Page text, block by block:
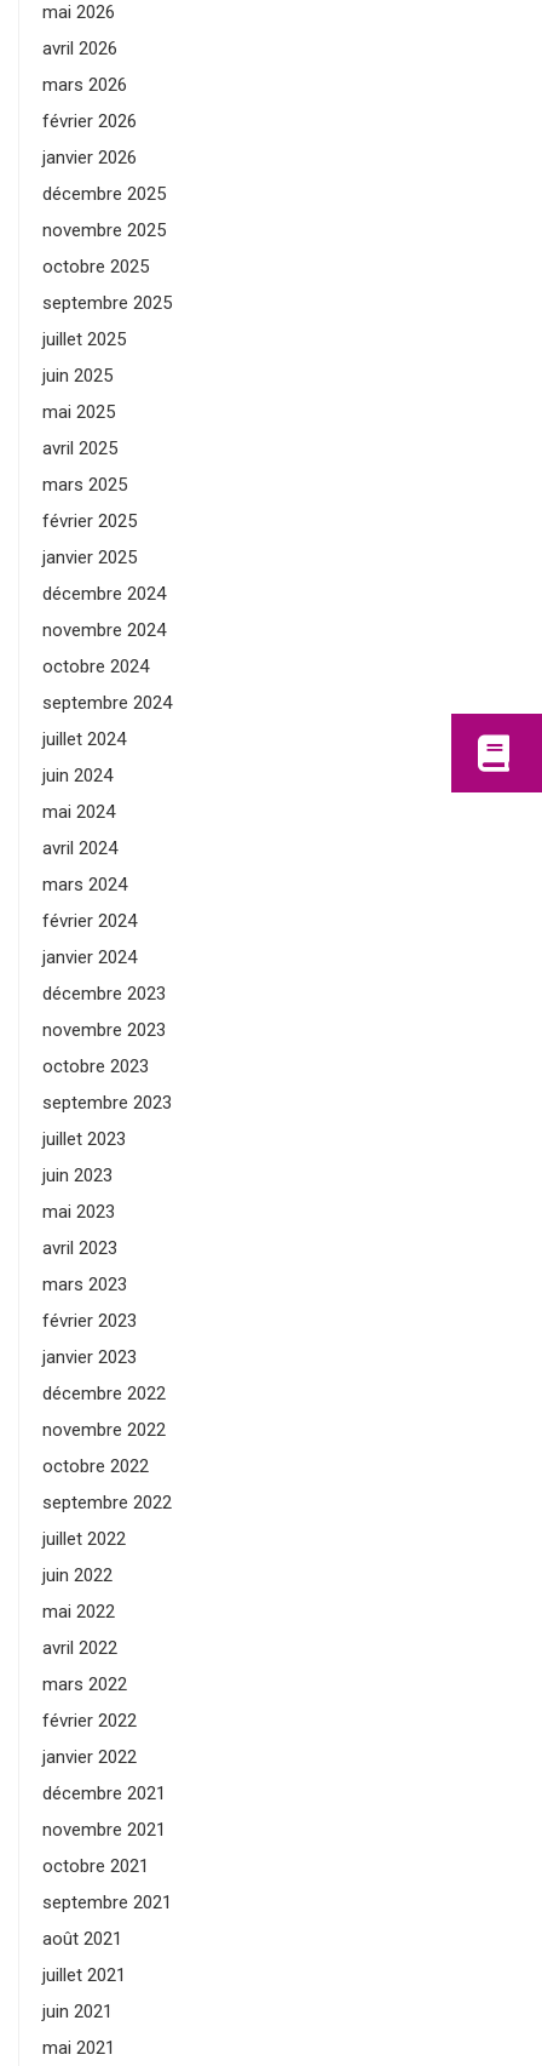
mai 2026
avril 2026
mars 2026
février 2026
janvier 2026
décembre 2025
novembre 2025
octobre 2025
septembre 2025
juillet 2025
juin 2025
mai 2025
avril 2025
mars 2025
février 2025
janvier 2025
décembre 2024
novembre 2024
octobre 2024
septembre 2024
juillet 2024
juin 2024
mai 2024
avril 2024
mars 2024
février 2024
janvier 2024
décembre 2023
novembre 2023
octobre 2023
septembre 2023
juillet 2023
juin 2023
mai 2023
avril 2023
mars 2023
février 2023
janvier 2023
décembre 2022
novembre 2022
octobre 2022
septembre 2022
juillet 2022
juin 2022
mai 2022
avril 2022
mars 2022
février 2022
janvier 2022
décembre 2021
novembre 2021
octobre 2021
septembre 2021
août 2021
juillet 2021
juin 2021
mai 2021